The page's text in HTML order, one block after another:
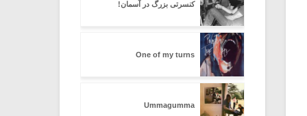
کنسرتی بزرگ در آسمان!
One of my turns
Ummagumma